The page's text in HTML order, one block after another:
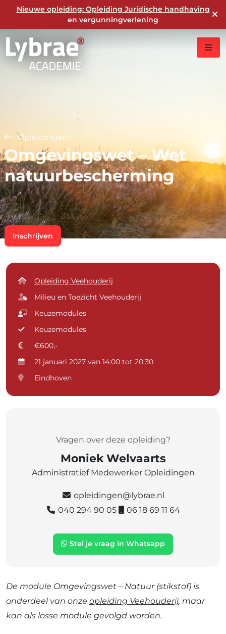
Nieuwe opleiding: Opleiding Juridische handhaving
en vergunningverlening
Opleidingen
Omgevingswet – Wet
natuurbescherming
Inschrijven
De module Omgevingswet – Natuur (stikstof) is
onderdeel van onze opleiding Veehouderij, maar
kan als losse module gevolgd worden.
Opleiding Veehouderij
Milieu en Toezicht Veehouderij
Keuzemodules
Keuzemodules
€600,-
21 januari 2027 van 14:00 tot 20:30
Eindhoven
Vragen over deze opleiding?
Moniek Welvaarts
Administratief Medewerker Opleidingen
opleidingen@lybrae.nl
040 294 90 05
06 18 69 11 64
Stel je vraag in Whatsapp